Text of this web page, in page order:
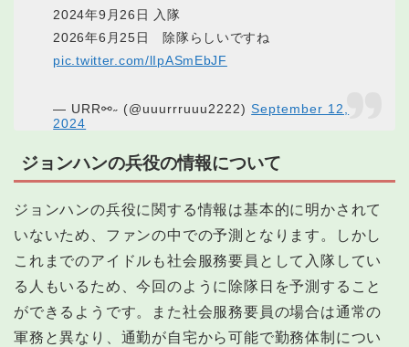
2024年9月26日 入隊
2026年6月25日 除隊らしいですね
pic.twitter.com/lIpASmEbJF
— URR⚯˶ (@uuurrruuu2222)September 12,
2024
ジョンハンの兵役の情報について
ジョンハンの兵役に関する情報は基本的に明かされて
いないため、ファンの中での予測となります。しかし
これまでのアイドルも社会服務要員として入隊してい
る人もいるため、今回のように除隊日を予測すること
ができるようです。また社会服務要員の場合は通常の
軍務と異なり、通勤が自宅から可能で勤務体制につい